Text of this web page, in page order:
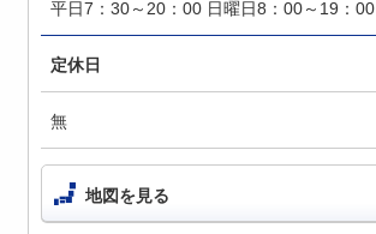
平日7：30～20：00 日曜日8：00～19：00
定休日
無
地図を見る